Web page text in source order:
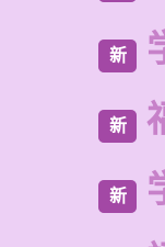
新
新
新